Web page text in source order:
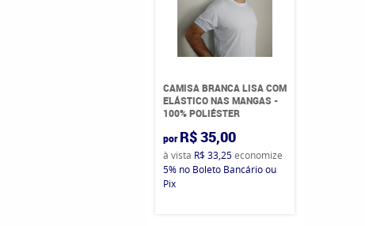
CAMISA BRANCA LISA COM
ELÁSTICO NAS MANGAS -
100% POLIÉSTER
por R$ 35,00
à vista R$ 33,25economize
5% no Boleto Bancário ou
Pix